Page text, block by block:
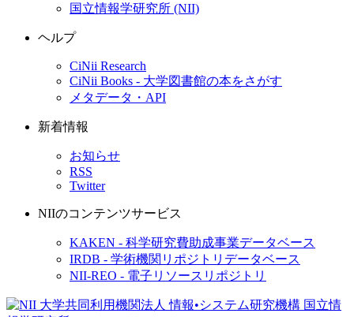
国立情報学研究所 (NII)
ヘルプ
CiNii Research
CiNii Books - 大学図書館の本をさがす
メタデータ・API
新着情報
お知らせ
RSS
Twitter
NIIのコンテンツサービス
KAKEN - 科学研究費助成事業データベース
IRDB - 学術機関リポジトリデータベース
NII-REO - 電子リソースリポジトリ